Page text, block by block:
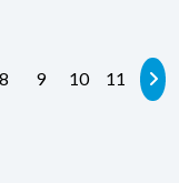
8 9 10 11